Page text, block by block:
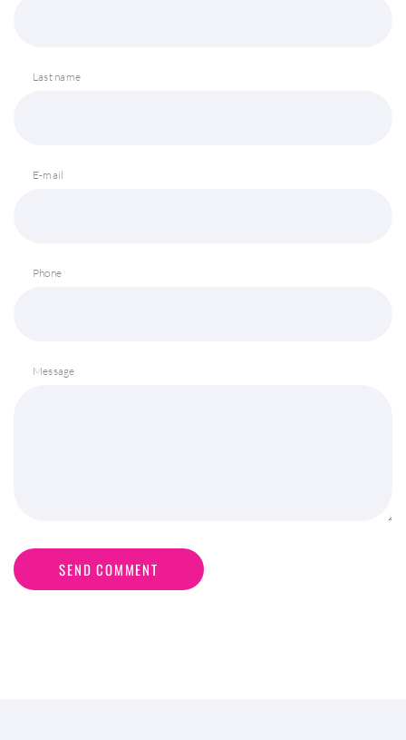
Last name
E-mail
Phone
Message
SEND COMMENT